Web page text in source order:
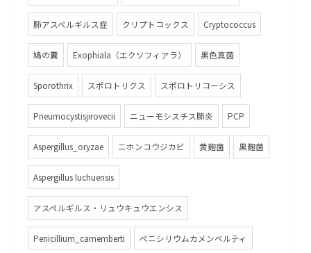
肺アスペルギルス症 クリプトコックス Cryptococcus
鳩の糞 Exophiala（エクソフィアラ） 黒色真菌
Sporothrix スポロトリクス スポロトリコーシス
Pneumocystisjirovecii ニューモシスチス肺炎 PCP
Aspergillus_oryzae ニホンコウジカビ 黄麹菌 黒麹菌
Aspergillus luchuensis
アスペルギルス・リュウキュウエンシス
Penicillium_camemberti ペニシリウムカメンベルティ